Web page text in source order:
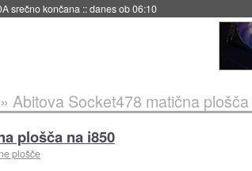
srečno končana ::danes ob 06:10
» Abitova Socket478 matična
plošča na i850
plošče